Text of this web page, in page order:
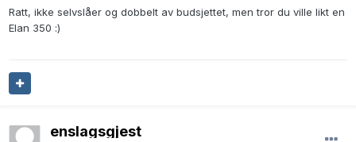
Ratt, ikke selvslåer og dobbelt av budsjettet, men tror du ville likt en
Elan 350 :)
enslagsgjest